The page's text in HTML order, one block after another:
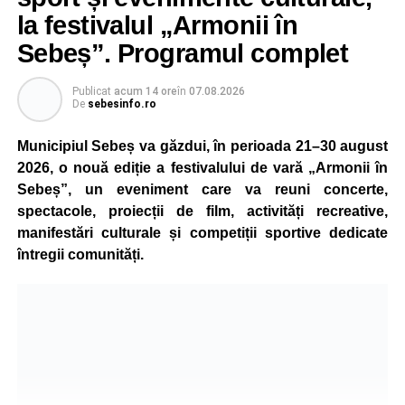
Atât conducătorul auto, cât și biciclistul au fost testați cu
aparatul etilotest, rezultatele fiind negative.
Polițiștii au deschis un dosar penal și continuă cercetările
pentru vătămare corporală din culpă, urmând să
stabilească toate împrejurările în care s-a produs
accidentul.
Adaugă-ne ca sursă preferată
la festivalul „Armonii în
Sebeș”. Programul complet
Publicat acum 14 oreîn 07.08.2026
De sebesinfo.ro
Municipiul Sebeș va găzdui, în perioada 21–30 august
2026, o nouă ediție a festivalului de vară „Armonii în
Sebeș”, un eveniment care va reuni concerte,
spectacole, proiecții de film, activități recreative,
manifestări culturale și competiții sportive dedicate
întregii comunități.